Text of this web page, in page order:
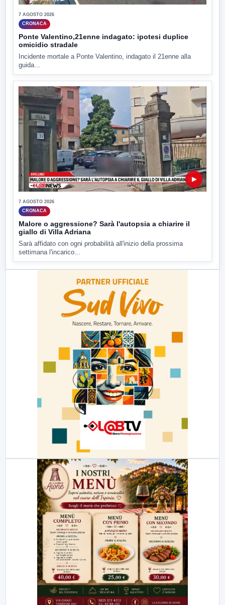
7 AGOSTO 2026
CRONACA
Ponte Valentino,21enne indagato: ipotesi duplice
omicidio stradale
Incidente mortale a Ponte Valentino, indagato il 21enne alla
guida...
▶
7 AGOSTO 2026
CRONACA
Malore o aggressione? Sarà l'autopsia a chiarire il
giallo di Villa Adriana
Sarà affidato con ogni probabilità all'inizio della prossima
settimana l'incarico...